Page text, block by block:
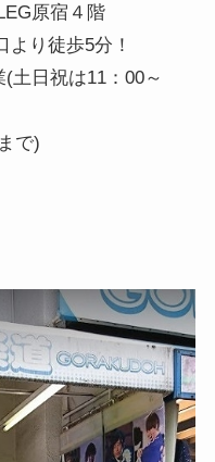
原宿４階
り徒歩5分！
日祝は11：00～
で)